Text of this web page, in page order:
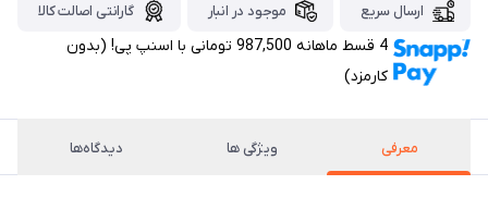
ارسال سریع موجود در انبار گارانتی اصالت کالا
4 قسط ماهانه 987,500 تومانی با اسنپ ‌پی! (بدون
کارمزد)
معرفی ویژگی ها دیدگاه‌ها